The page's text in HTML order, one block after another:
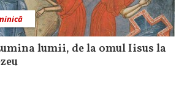
lumii, de la omul Iisus la